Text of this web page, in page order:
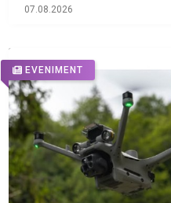
07.08.2026
EVENIMENT